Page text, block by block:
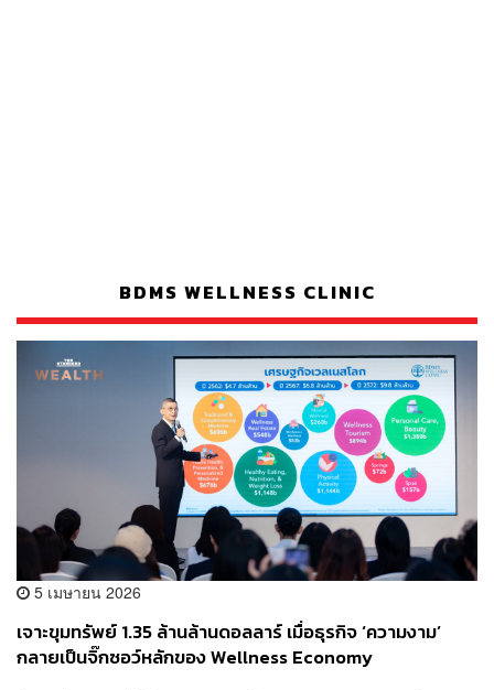
BDMS WELLNESS CLINIC
5 เมษายน 2026
เจาะขุมทรัพย์ 1.35 ล้านล้านดอลลาร์ เมื่อธุรกิจ ‘ความงาม’
กลายเป็นจิ๊กซอว์หลักของ Wellness Economy